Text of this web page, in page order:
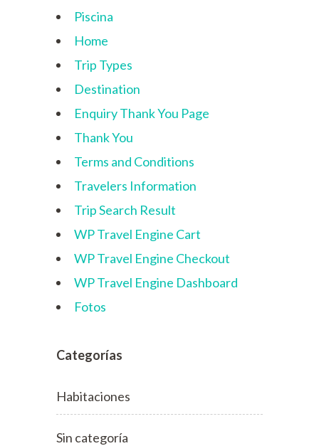
Thank You
Terms and Conditions
Travelers Information
Trip Search Result
WP Travel Engine Cart
WP Travel Engine Checkout
WP Travel Engine Dashboard
Fotos
Categorías
Sin categoría